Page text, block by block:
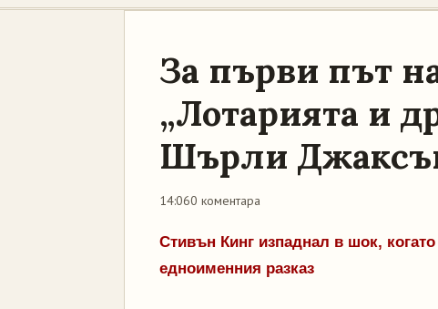
За първи път
„Лотарията и
Шърли
14:060 коментара
Стивън Кинг изпаднал в шок,
едноименния разказ